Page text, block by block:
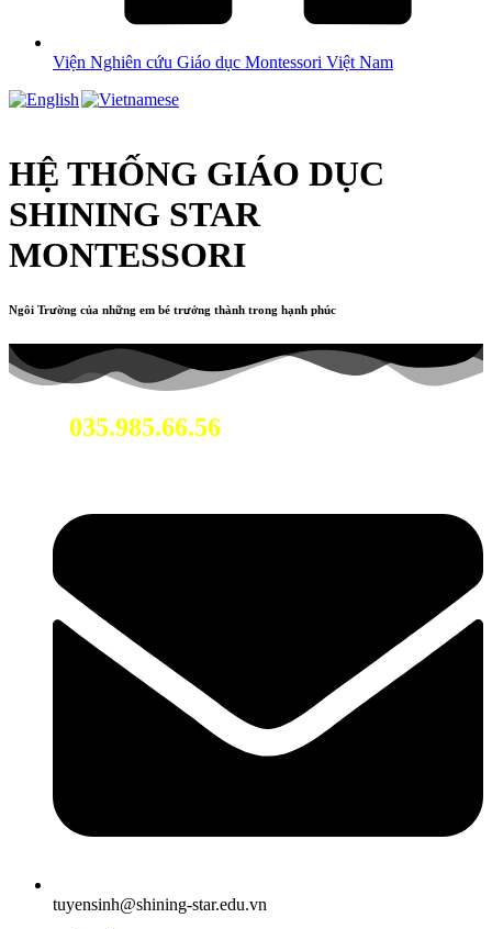
Viện Nghiên cứu Giáo dục Montessori Việt Nam
HỆ THỐNG GIÁO DỤC
SHINING STAR
MONTESSORI
Ngôi Trường của những em bé trưởng thành trong hạnh phúc
035.985.66.56
tuyensinh@shining-star.edu.vn